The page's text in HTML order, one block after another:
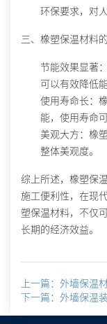
环保要求，对
三、橡塑保温材料
节能效果显著
可以有效降低
使用寿命长 ：
能，使用寿命
美观大方 ：橡
整体美观度。
综上所述，橡塑保
施工便利性，在现
塑保温材料，不仅
长期的经济效益。
上一篇：外墙保温
下一篇：外墙保温